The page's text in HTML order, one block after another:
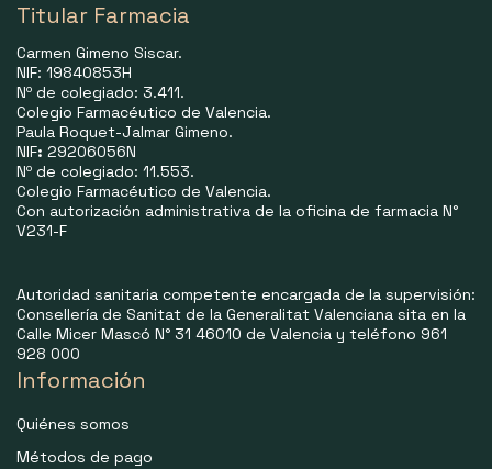
Titular Farmacia
Carmen Gimeno Siscar.
NIF: 19840853H
Nº de colegiado: 3.411.
Colegio Farmacéutico de Valencia.
Paula Roquet-Jalmar Gimeno.
NIF: 29206056N
Nº de colegiado: 11.553.
Colegio Farmacéutico de Valencia.
Con autorización administrativa de la oficina de farmacia N°
V231-F
Autoridad sanitaria competente encargada de la supervisión:
Consellería de Sanitat de la Generalitat Valenciana sita en la
Calle Micer Mascó N° 31 46010 de Valencia y teléfono 961
928 000
Información
Quiénes somos
Métodos de pago